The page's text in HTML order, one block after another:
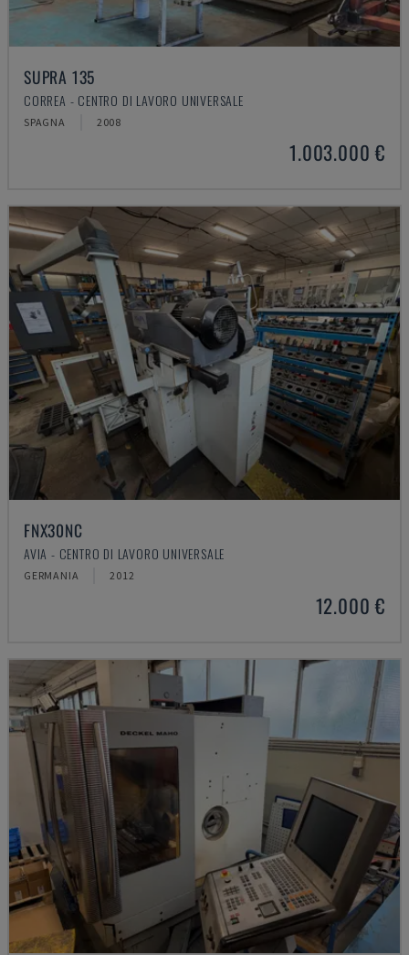
SUPRA 135
CORREA - CENTRO DI LAVORO UNIVERSALE
SPAGNA 2008
1.003.000 €
FNX30NC
AVIA - CENTRO DI LAVORO UNIVERSALE
GERMANIA 2012
12.000 €